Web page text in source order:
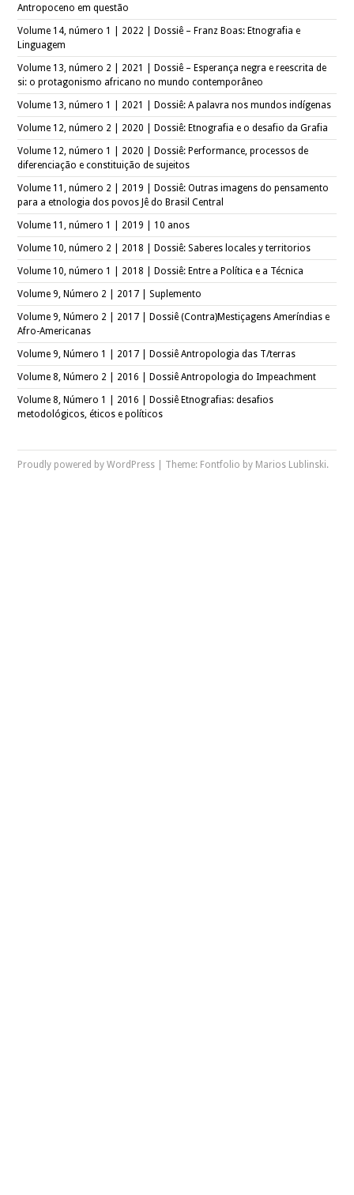
Antropoceno em questão
Volume 14, número 1 | 2022 | Dossiê – Franz Boas: Etnografia e
Linguagem
Volume 13, número 2 | 2021 | Dossiê – Esperança negra e reescrita de
si: o protagonismo africano no mundo contemporâneo
Volume 13, número 1 | 2021 | Dossiê: A palavra nos mundos indígenas
Volume 12, número 2 | 2020 | Dossiê: Etnografia e o desafio da Grafia
Volume 12, número 1 | 2020 | Dossiê: Performance, processos de
diferenciação e constituição de sujeitos
Volume 11, número 2 | 2019 | Dossiê: Outras imagens do pensamento
para a etnologia dos povos Jê do Brasil Central
Volume 11, número 1 | 2019 | 10 anos
Volume 10, número 2 | 2018 | Dossiê: Saberes locales y territorios
Volume 10, número 1 | 2018 | Dossiê: Entre a Política e a Técnica
Volume 9, Número 2 | 2017 | Suplemento
Volume 9, Número 2 | 2017 | Dossiê (Contra)Mestiçagens Ameríndias e
Afro-Americanas
Volume 9, Número 1 | 2017 | Dossiê Antropologia das T/terras
Volume 8, Número 2 | 2016 | Dossiê Antropologia do Impeachment
Volume 8, Número 1 | 2016 | Dossiê Etnografias: desafios
metodológicos, éticos e políticos
Proudly powered by WordPress Theme: Fontfolio by Marios Lublinski.